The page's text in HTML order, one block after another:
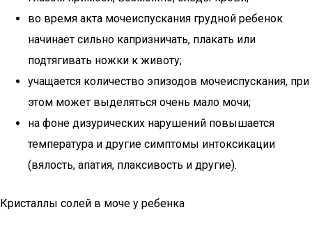
во время акта мочеиспускания грудной ребенок
начинает сильно капризничать, плакать или
подтягивать ножки к животу;
учащается количество эпизодов мочеиспускания, при
этом может выделяться очень мало мочи;
на фоне дизурических нарушений повышается
температура и другие симптомы интоксикации
(вялость, апатия, плаксивость и другие).
Кристаллы солей в моче у ребенка